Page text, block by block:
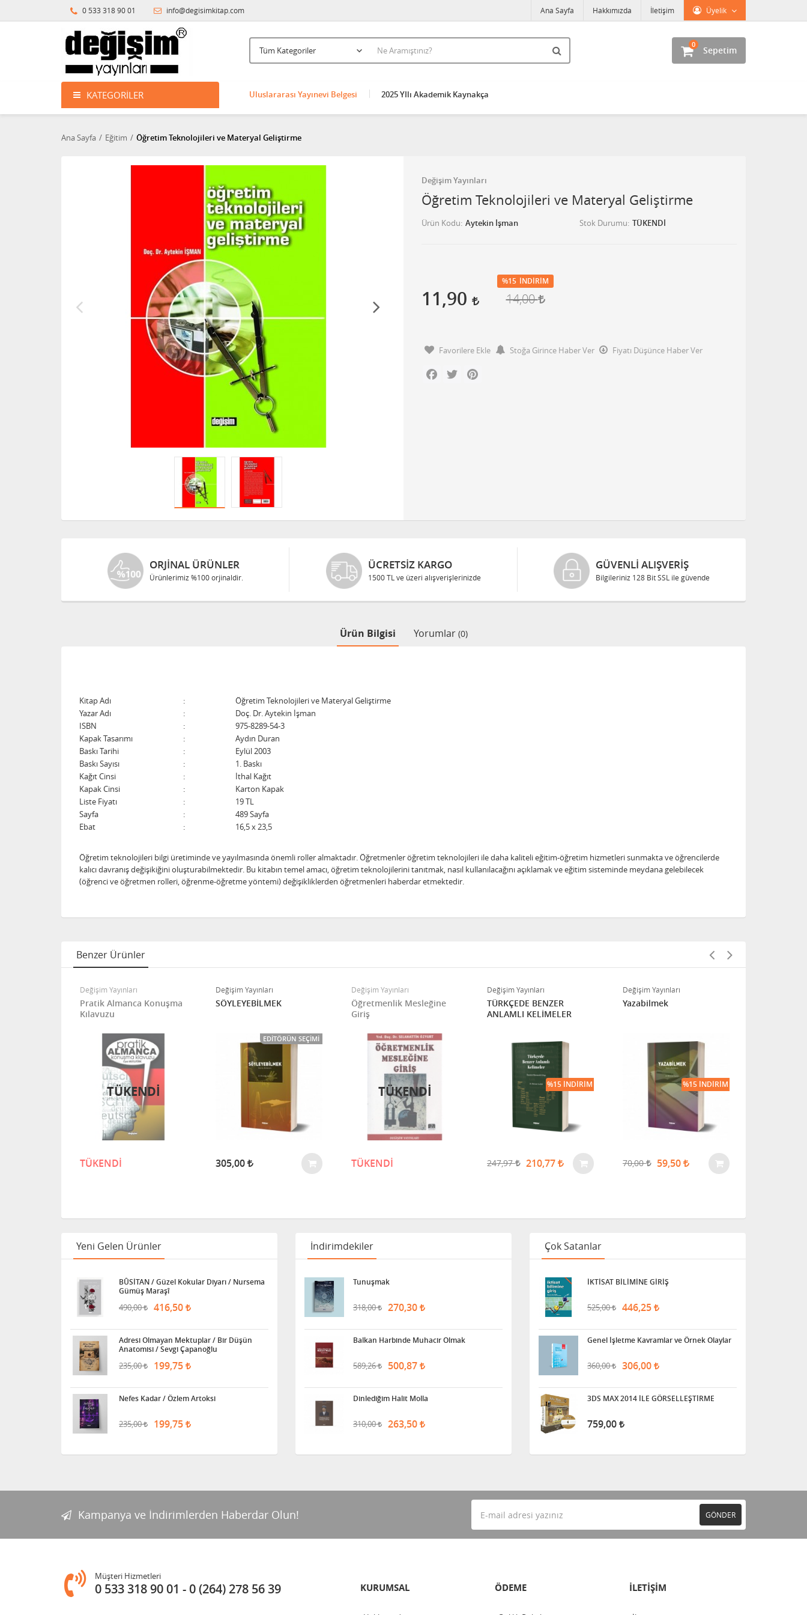
0 533 318 90 01 info@degisimkitap.com Üyelik
Ana Sayfa Hakkımızda İletişim
Sepetim
0
KATEGORILER Uluslararası Yayınevi Belgesi 2025 YIlı Akademik Kaynakça
Ana Sayfa Eğitim Öğretim Teknolojileri ve Materyal Geliştirme
Değişim Yayınları
Öğretim Teknolojileri ve Materyal Geliştirme
Ürün Kodu Aytekin İşman Stok Durumu TÜKENDİ
11,90
%15 İNDIRIM
14,00
Favorilere Ekle Stoğa Girince Haber Ver
Fiyatı Düşünce Haber Ver
Facebook
Twitter
ORJINAL ÜRÜNLER
Ürünlerimiz %100 orjinaldir.
ÜCRETSIZ KARGO
1500 TL ve üzeri alışverişlerinizde
GÜVENLI ALIŞVERIŞ
Bilgileriniz 128 Bit SSL ile güvende
Ürün Bilgisi Yorumlar (0)
Kitap Adı :
Öğretim Teknolojileri ve Materyal Geliştirme
Yazar Adı
:
Doç. Dr. Aytekin İşman
ISBN
:
975-8289-54-3
Kapak Tasarımı
:
Aydın Duran
Baskı Tarihi
:
Eylül 2003
Baskı Sayısı
:
1. Baskı
Kağıt Cinsi
:
İthal Kağıt
Kapak Cinsi
:
Karton Kapak
Liste Fiyatı
:
19 TL
Sayfa
:
489 Sayfa
Ebat
: 16,5 x 23,5
Öğretim teknolojileri bilgi üretiminde ve yayılmasında önemli roller almaktadır. Öğretmenler öğretim teknolojileri ile daha kaliteli eğitim-öğretim hizmetleri sunmakta ve öğrencilerde
kalıcı davranış değişikiğini oluşturabilmektedir. Bu kitabın temel amacı, öğretim teknolojilerini tanıtmak, nasıl kullanılacağını açıklamak ve eğitim sisteminde meydana gelebilecek
(öğrenci ve öğretmen rolleri, öğrenme-öğretme yöntemi) değişikliklerden öğretmenleri haberdar etmektedir.
Benzer Ürünler
Değişim Yayınları
Pratik Almanca Konuşma
Kılavuzu
TÜKENDİ
TÜKENDİ
Değişim Yayınları
SÖYLEYEBİLMEK
EDITÖRÜN SEÇIMI
305,00
Değişim Yayınları
Öğretmenlik Mesleğine
Giriş
TÜKENDİ
TÜKENDİ
Değişim Yayınları
TÜRKÇEDE BENZER
ANLAMLI KELİMELER
247,97 210,77
%15 İNDIRIM
Değişim Yayınları
Yazabilmek
70,00 59,50
%15 İNDIRIM
Yeni Gelen Ürünler
BÛSİTAN / Güzel Kokular Diyarı / Nursema
Gümüş Maraşî
490,00 416,50
Adresi Olmayan Mektuplar / Bir Düşün
Anatomisi / Sevgi Çapanoğlu
235,00 199,75
Nefes Kadar / Özlem Artoksi
235,00 199,75
İndirimdekiler
Tunuşmak
318,00 270,30
Balkan Harbinde Muhacir Olmak
589,26 500,87
Dinlediğim Halit Molla
310,00 263,50
Çok Satanlar
İKTİSAT BİLİMİNE GİRİŞ
525,00 446,25
Genel İşletme Kavramlar ve Örnek Olaylar
360,00 306,00
3DS MAX 2014 İLE GÖRSELLEŞTİRME
759,00
Kampanya ve İndirimlerden Haberdar Olun! GÖNDER
Müşteri Hizmetleri
0 533 318 90 01 0 (264) 278 56 39 KURUMSAL ÖDEME İLETİŞİM